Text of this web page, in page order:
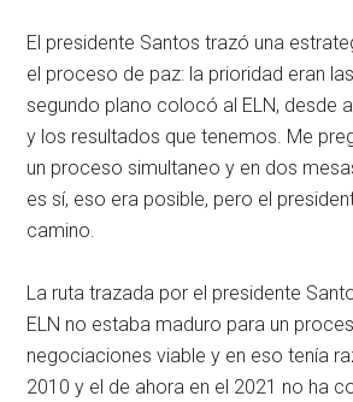
El presidente Santos trazó una
el proceso de paz: la prioridad eran las
segundo plano colocó al ELN, desde
y los resultados que tenemos. Me
un proceso simultaneo y en dos
es sí, eso era posible, pero el
camino.
La ruta trazada por el presidente
ELN no estaba maduro para un
negociaciones viable y en eso tenía
2010 y el de ahora en el 2021 no ha